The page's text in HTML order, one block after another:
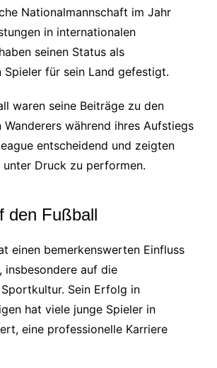
Nationalmannschaft im Jahr
in internationalen
seinen Status als
Spieler für sein Land gefestigt.
waren seine Beiträge zu den
Wanderers während ihres Aufstiegs
entscheidend und zeigten
unter Druck zu performen.
den Fußball
einen bemerkenswerten Einfluss
insbesondere auf die
Sein Erfolg in
hat viele junge Spieler in
eine professionelle Karriere